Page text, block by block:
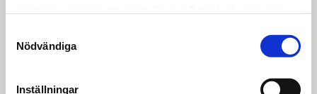
"Visa detaljer" kan du läsa om hur kakorna används och
hur vi och våra leverantörer inhämtar och behandlar
Nödvändiga
Inställningar
Vi tänder ett ljus i höstmörkret och läser
Som en del av den Nordiska Litteraturveckan
Sömnlösaav